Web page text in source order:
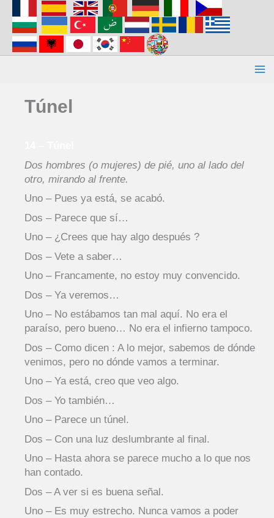
contenu
Túnel
Dos hombres (o mujeres) de pié, uno al lado del
otro, mirando al frente.
Uno – Pues ya está, se acabó.
Dos – Parece que sí…
Uno – ¿Crees que hay algo después ?
Dos – Vete a saber…
Uno – Francamente, no estoy muy convencido.
Dos – Ya veremos…
Uno – No estábamos tan mal aquí. No era el
paraíso, pero bueno… No era el infierno tampoco.
Dos – Como dicen : A lo mejor, sabemos de dónde
venimos, pero no dónde vamos a terminar.
Uno – Ya está, creo que veo algo.
Dos – Yo también…
Uno – Parece un túnel.
Dos – Con una luz deslumbrante al final.
Uno – Hasta ahora se parece mucho a lo que nos
han contado.
Dos – A ver si es buena señal.
Uno – Es muy estrecho. Nunca vamos a poder